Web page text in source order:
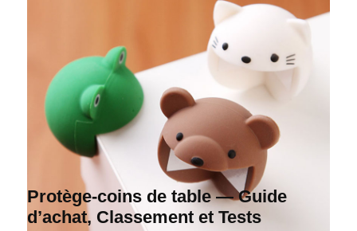
Protège-coins de table — Guide
d’achat, Classement et Tests